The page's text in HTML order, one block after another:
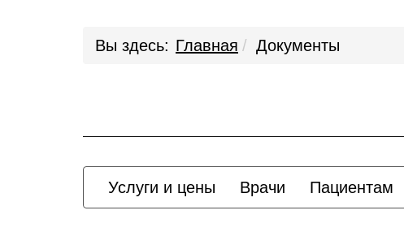
Вы здесь: Главная Документы
Услуги и цены Врачи Пациентам